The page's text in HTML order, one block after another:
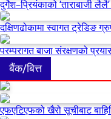
दुर्गेश–प्रियंकाको ‘ताराबाजी
दक्षिणढोकामा स्वागत ट्रेडिङ
परम्परागत बाजा संरक्षणको
बैंक/बित्त
एफएटिएफको खैरो सूचीबाट